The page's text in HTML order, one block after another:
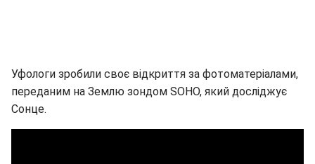
Уфологи зробили своє відкриття за фотоматеріалами,
переданим на Землю зондом SOHO, який досліджує
Сонце.